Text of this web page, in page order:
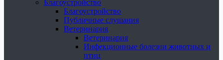
Благоустройство
Благоустройство
Публичные слушания
Ветеринария
Ветеринария
Инфекционные болезни животных и
птиц